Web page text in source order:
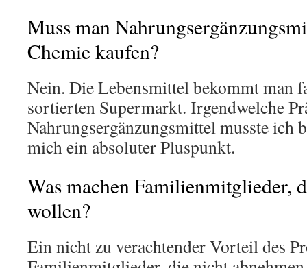
Muss man
Chemie kaufen?
Nein. Die Lebensmittel bekommt man
sortierten Supermarkt. Irgendwelche
Nahrungsergänzungsmittel musste ich
mich ein absoluter Pluspunkt.
Was machen Familienmitglieder,
wollen?
Ein nicht zu verachtender Vorteil des